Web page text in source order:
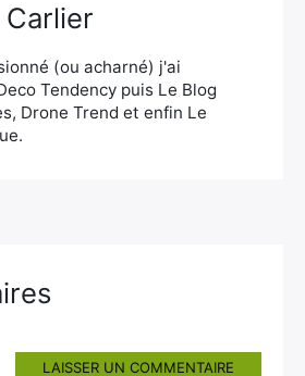
(ou acharné) j'ai
Tendency puis Le Blog
Drone Trend et enfin Le
LAISSER UN COMMENTAIRE